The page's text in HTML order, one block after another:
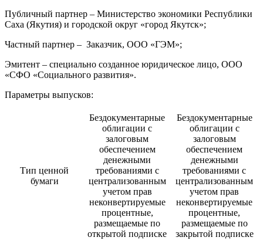
Публичный партнер – Министерство экономики Республики
Саха (Якутия) и городской округ «город Якутск»;
Частный партнер – Заказчик, ООО «ГЭМ»;
Эмитент – специально созданное юридическое лицо, ООО
«СФО «Социального развития».
Параметры выпусков:
Тип ценной
бумаги
Бездокументарные
облигации с
залоговым
обеспечением
денежными
требованиями с
централизованным
учетом прав
неконвертируемые
процентные,
размещаемые по
открытой подписке
Бездокументарные
облигации с
залоговым
обеспечением
денежными
требованиями с
централизованным
учетом прав
неконвертируемые
процентные,
размещаемые по
закрытой подписке